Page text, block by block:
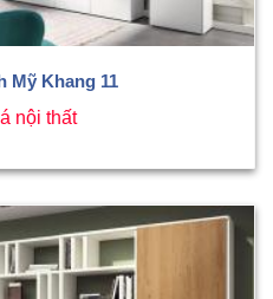
Mỹ Khang 11
nội thất